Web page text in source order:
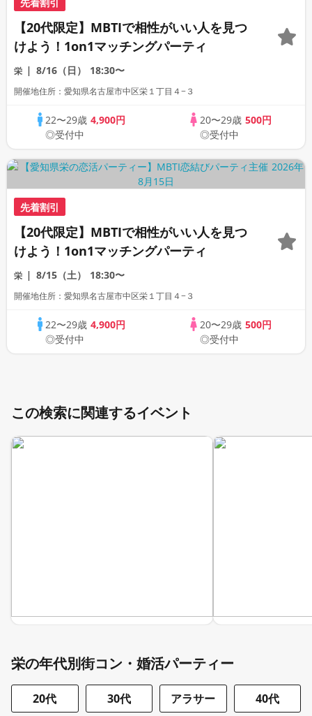
【20代限定】MBTIで相性がいい人を見つ
けよう！1on1マッチングパーティ
栄 8/16（日） 18:30〜
開催地住所：愛知県名古屋市中区栄１丁目４−３
22〜29歳4,900円
◎受付中
20〜29歳 500円
◎受付中
先着割引
【20代限定】MBTIで相性がいい人を見つ
けよう！1on1マッチングパーティ
栄 8/15（土） 18:30〜
開催地住所：愛知県名古屋市中区栄１丁目４−３
22〜29歳4,900円
◎受付中
20〜29歳 500円
◎受付中
この検索に関連するイベント
栄の年代別街コン・婚活パーティー
20代 30代 アラサー 40代